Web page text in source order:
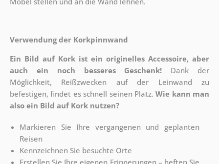
Verwendung der Korkpinnwand
Ein Bild auf Kork ist ein originelles Accessoire, aber
auch ein noch besseres Geschenk! Dank der
Möglichkeit, Reißzwecken auf der Leinwand zu
befestigen, findet es schnell seinen Platz.Wie kann man
also ein Bild auf Kork nutzen?
Markieren Sie Ihre vergangenen und geplanten
Reisen
Kennzeichnen Sie besuchte Orte